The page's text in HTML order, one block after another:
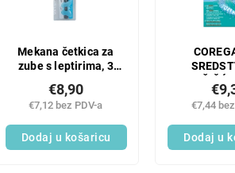
Mekana četkica za
zube s leptirima, 3
€7,12 bez PDV-a
€8,90
Dodaj u košaricu
€7,44
Dodaj u